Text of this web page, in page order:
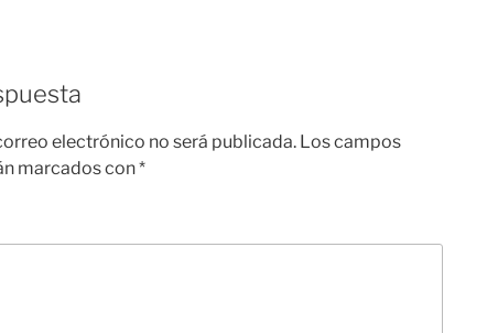
electrónico no será publicada. Los campos
marcados con*